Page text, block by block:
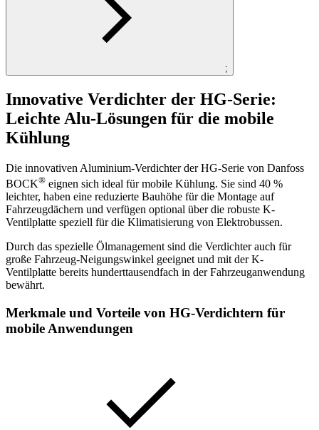
;
Innovative Verdichter der HG-Serie:
Leichte Alu-Lösungen für die mobile
Kühlung
Die innovativen Aluminium-Verdichter der HG-Serie von Danfoss
BOCK® eignen sich ideal für mobile Kühlung. Sie sind 40 %
leichter, haben eine reduzierte Bauhöhe für die Montage auf
Fahrzeugdächern und verfügen optional über die robuste K-
Ventilplatte speziell für die Klimatisierung von Elektrobussen.
Durch das spezielle Ölmanagement sind die Verdichter auch für
große Fahrzeug-Neigungswinkel geeignet und mit der K-
Ventilplatte bereits hunderttausendfach in der Fahrzeuganwendung
bewährt.
Merkmale und Vorteile von HG-Verdichtern für
mobile Anwendungen